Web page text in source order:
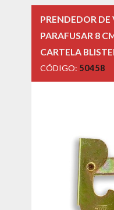
PRENDEDOR
PARAFUSAR 8
CARTELA
CÓDIGO: 50458